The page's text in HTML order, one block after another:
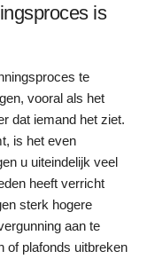
is
te
vooral als het
dat iemand het ziet.
is het even
u uiteindelijk veel
heeft verricht
sterk hogere
aan te
of plafonds uitbreken